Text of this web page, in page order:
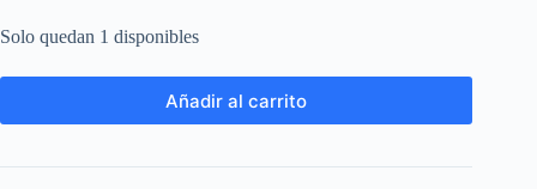
Solo quedan 1 disponibles
Añadir al carrito